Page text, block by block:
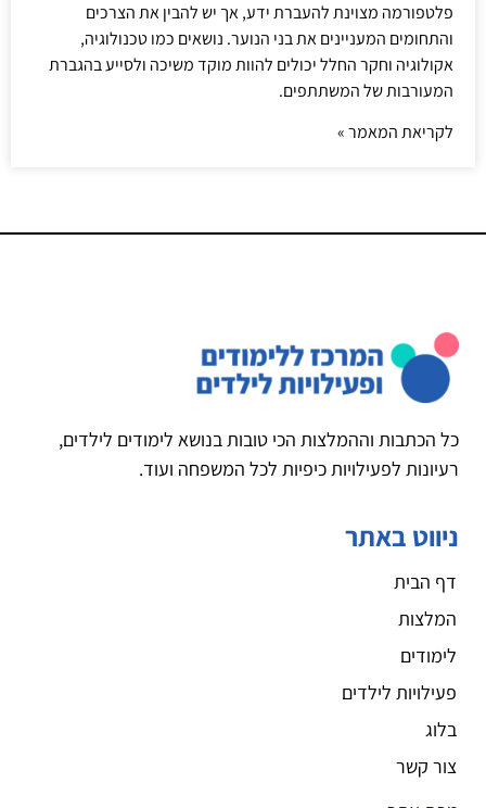
פלטפורמה מצוינת להעברת ידע, אך יש להבין את הצרכים
והתחומים המעניינים את בני הנוער. נושאים כמו טכנולוגיה,
אקולוגיה וחקר החלל יכולים להוות מוקד משיכה ולסייע בהגברת
המעורבות של המשתתפים.
לקריאת המאמר »
כל הכתבות וההמלצות הכי טובות בנושא לימודים לילדים,
רעיונות לפעילויות כיפיות לכל המשפחה ועוד.
ניווט באתר
דף הבית
המלצות
לימודים
פעילויות לילדים
בלוג
צור קשר